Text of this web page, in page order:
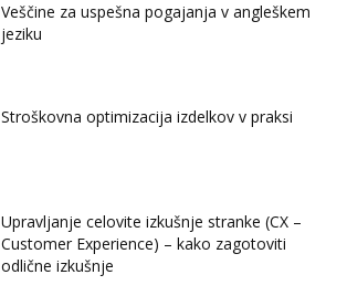
Veščine za uspešna pogajanja v angleškem
jeziku
Stroškovna optimizacija izdelkov v praksi
Upravljanje celovite izkušnje stranke (CX –
Customer Experience) – kako zagotoviti
odlične izkušnje